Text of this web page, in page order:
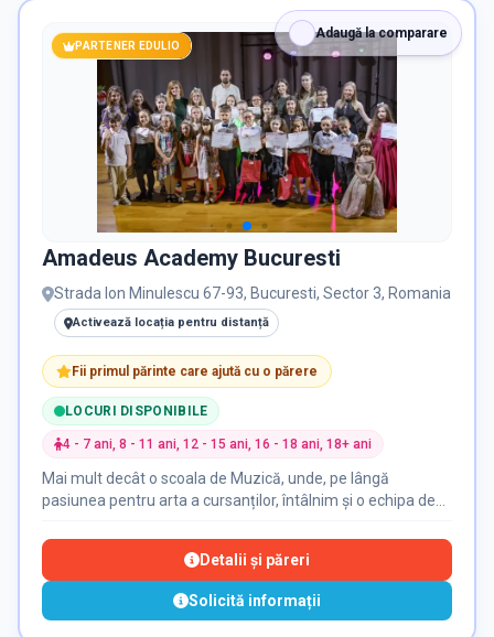
Adaugă la comparare
PARTENER EDULIO
Amadeus Academy Bucuresti
Strada Ion Minulescu 67-93, Bucuresti, Sector 3, Romania
Activează locația pentru distanță
Fii primul părinte care ajută cu o părere
LOCURI DISPONIBILE
4 - 7 ani, 8 - 11 ani, 12 - 15 ani, 16 - 18 ani, 18+ ani
Mai mult decât o scoala de Muzică, unde, pe lângă
pasiunea pentru arta a cursanților, întâlnim și o echipa de
carieră muzicală demnă de apreciat . Amadeus Academy
apare ca și scoala din anul 2017 , având- o ca membru
fondator pe dna profesor Canto / Pian , Artist Liric, Oana
Căpățînă.. Amadeus Academy se remarca fata de celelalte
Detalii și păreri
Solicită informații